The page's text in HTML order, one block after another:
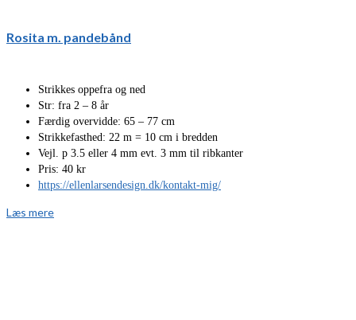
Rosita m. pandebånd
Strikkes oppefra og ned
Str: fra 2 – 8 år
Færdig overvidde: 65 – 77 cm
Strikkefasthed: 22 m = 10 cm i bredden
Vejl. p 3.5 eller 4 mm evt. 3 mm til ribkanter
Pris: 40 kr
https://ellenlarsendesign.dk/kontakt-mig/
Læs mere